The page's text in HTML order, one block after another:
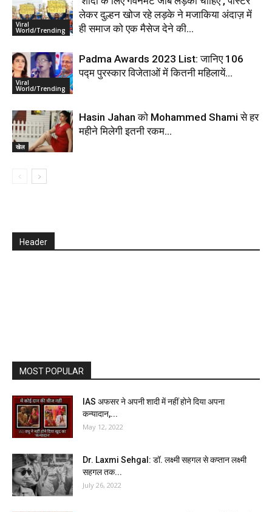
Viral
World/Trending
लेकर दुल्हन खोज रहे लड़के ने मजाकिया अंदाज़ में
ही समाज को एक मैसेज देने की...
Viral
World/Trending
Padma Awards 2023 List: जानिए 106
पद्म पुरस्कार विजेताओं में कितनी महिलायें…
खेल
Hasin Jahan को Mohammed Shami से हर
महीने मिलेगी इतनी रकम…
Header
MOST POPULAR
IAS अफसर ने अपनी शादी में नहीं होने दिया अपना
कन्यादान,...
May 12, 2022
Dr. Laxmi Sehgal: डॉ. लक्ष्मी सहगल से कप्तान लक्ष्मी
सहगल तक...
July 26, 2022